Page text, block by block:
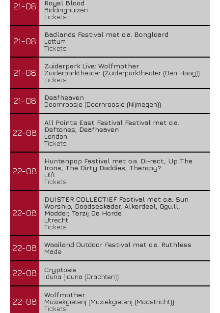
21-08
Royal Blood
Biddinghuizen
Tickets
21-08
Badlands Festival met o.a. Bongloard
Lottum
Tickets
21-08
Zuiderpark Live: Wolfmother
Zuiderparktheater (Zuiderparktheater (Den Haag))
Tickets
21-08
Deafheaven
Doornroosje (Doornroosje (Nijmegen))
22-08
All Points East Festival Festival met o.a.
Deftones, Deafheaven
London
Tickets
22-08
Huntenpop Festival met o.a. Di-rect, Up The
Irons, The Dirty Daddies, Therapy?
Ulft
Tickets
22-08
DUISTER COLLECTIEF Festival met o.a. Sun
Worship, Doodseskader, Alkerdeel, Ggu:ll,
Modder, Terzij De Horde
Utrecht
Tickets
22-08
Waailand Outdoor Festival met o.a. Ruthless
Made
22-08
Cryptosis
Iduna (Iduna (Drachten))
22-08
Wolfmother
Muziekgieterij (Muziekgieterij (Maastricht))
Tickets